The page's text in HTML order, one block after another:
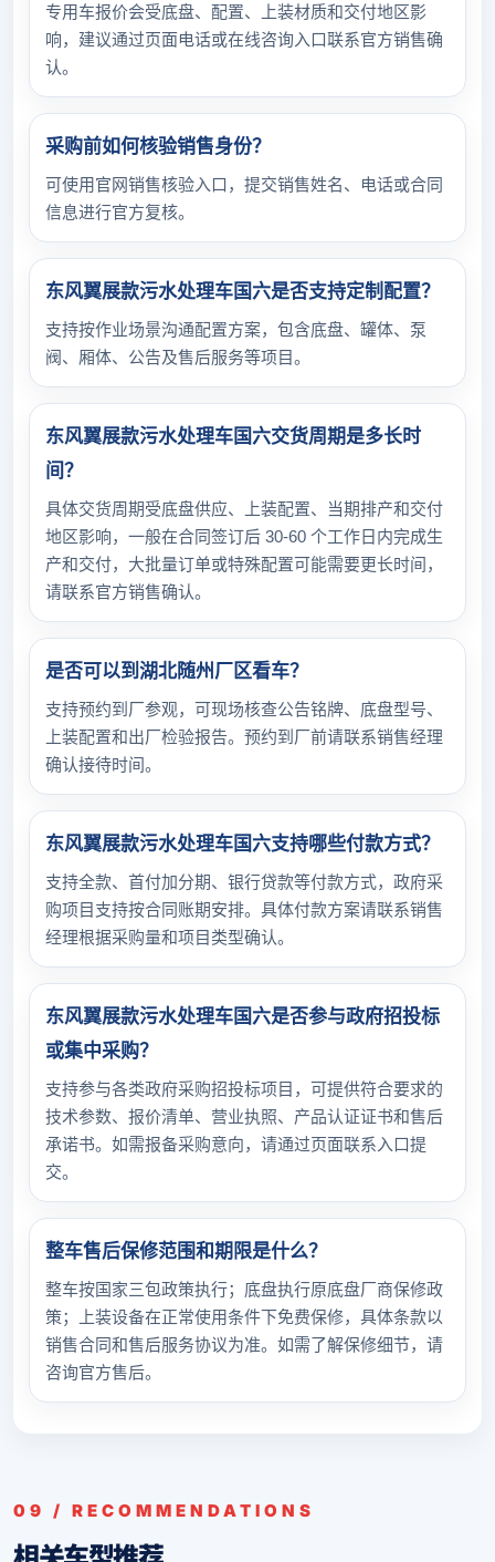
专用车报价会受底盘、配置、上装材质和交付地区影
响，建议通过页面电话或在线咨询入口联系官方销售确
认。
采购前如何核验销售身份？
可使用官网销售核验入口，提交销售姓名、电话或合同
信息进行官方复核。
东风翼展款污水处理车国六是否支持定制配置？
支持按作业场景沟通配置方案，包含底盘、罐体、泵
阀、厢体、公告及售后服务等项目。
东风翼展款污水处理车国六交货周期是多长时
间？
具体交货周期受底盘供应、上装配置、当期排产和交付
地区影响，一般在合同签订后 30-60 个工作日内完成生
产和交付，大批量订单或特殊配置可能需要更长时间，
请联系官方销售确认。
是否可以到湖北随州厂区看车？
支持预约到厂参观，可现场核查公告铭牌、底盘型号、
上装配置和出厂检验报告。预约到厂前请联系销售经理
确认接待时间。
东风翼展款污水处理车国六支持哪些付款方式？
支持全款、首付加分期、银行贷款等付款方式，政府采
购项目支持按合同账期安排。具体付款方案请联系销售
经理根据采购量和项目类型确认。
东风翼展款污水处理车国六是否参与政府招投标
或集中采购？
支持参与各类政府采购招投标项目，可提供符合要求的
技术参数、报价清单、营业执照、产品认证证书和售后
承诺书。如需报备采购意向，请通过页面联系入口提
交。
整车售后保修范围和期限是什么？
整车按国家三包政策执行；底盘执行原底盘厂商保修政
策；上装设备在正常使用条件下免费保修，具体条款以
销售合同和售后服务协议为准。如需了解保修细节，请
咨询官方售后。
09 / RECOMMENDATIONS